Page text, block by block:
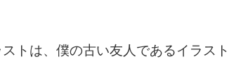
トは、僕の古い友人であるイラス